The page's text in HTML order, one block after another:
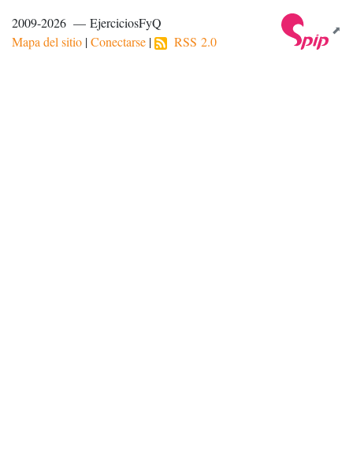
2009-2026 — EjerciciosFyQ
Mapa del sitio |Conectarse | RSS 2.0